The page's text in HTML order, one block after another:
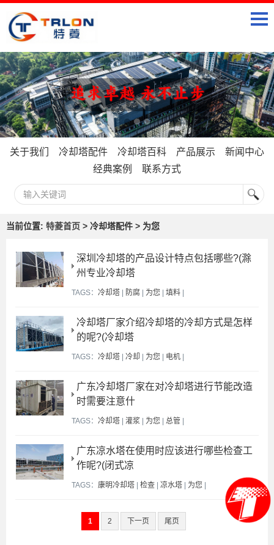
关于我们 冷却塔配件 冷却塔百科 产品展示
新闻中心
经典案例
联系方式
当前位置: 特菱首页 > 冷却塔配件 > 为您
深圳冷却塔的产品设计特点包括哪些?(滁
州专业冷却塔
TAGS： 冷却塔 | 防腐 | 为您 | 填料 |
冷却塔厂家介绍冷却塔的冷却方式是怎样
的呢?(冷却塔
TAGS： 冷却塔 | 冷却 | 为您 | 电机 |
广东冷却塔厂家在对冷却塔进行节能改造
时需要注意什
TAGS： 冷却塔 | 灌浆 | 为您 | 总管 |
广东凉水塔在使用时应该进行哪些检查工
作呢?(闭式凉
TAGS： 康明冷却塔 | 检查 | 凉水塔 | 为您 |
1 2 下一页 尾页